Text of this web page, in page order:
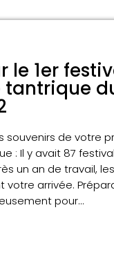
le 1er
souvenirs de votre
: Il y avait 87
un an de travail,
votre arrivée.
pour...